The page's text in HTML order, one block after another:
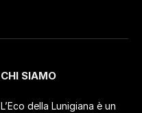
CHI SIAMO
L’Eco della Lunigiana è un